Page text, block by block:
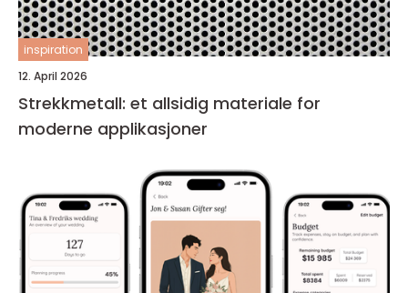
inspiration
12. April 2026
Strekkmetall: et allsidig materiale for
moderne applikasjoner